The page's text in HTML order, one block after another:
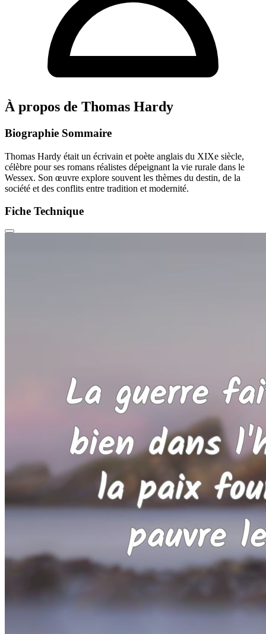
À propos de Thomas Hardy
Biographie Sommaire
Thomas Hardy était un écrivain et poète anglais du XIXe siècle,
célèbre pour ses romans réalistes dépeignant la vie rurale dans le
Wessex. Son œuvre explore souvent les thèmes du destin, de la
société et des conflits entre tradition et modernité.
Fiche Technique